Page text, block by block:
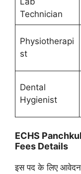
Technician
Physiotherapi
st
Dental
Hygienist
ECHS
Fees Details
इस पद के लिए आवेदन